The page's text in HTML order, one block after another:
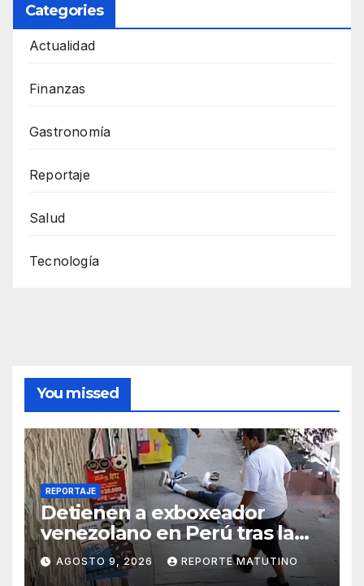
Categories
Actualidad
Finanzas
Gastronomía
Reportaje
Salud
Tecnología
You missed
REPORTAJE
Detienen a exboxeador
venezolano en Perú tras la
muerte de mototaxista
durante una riña
AGOSTO 9, 2026 REPORTE MATUTINO